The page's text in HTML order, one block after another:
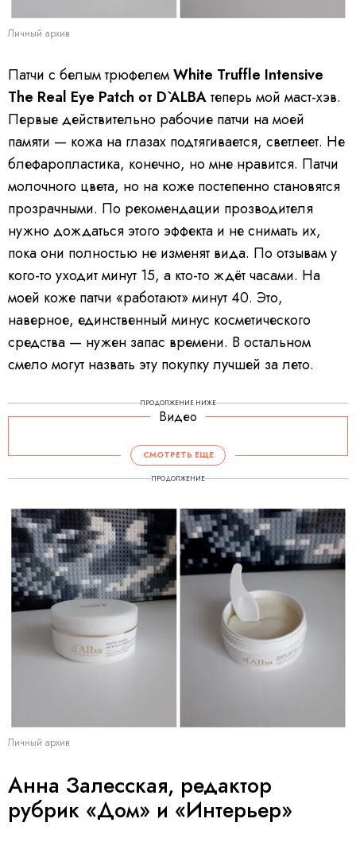
Личный архив
Патчи с белым трюфелемWhite Truffle Intensive
The Real Eye Patch от D`ALBAтеперь мой маст-хэв.
Первые действительно рабочие патчи на моей
памяти — кожа на глазах подтягивается, светлеет. Не
блефаропластика, конечно, но мне нравится. Патчи
молочного цвета, но на коже постепенно становятся
прозрачными. По рекомендации прозводителя
нужно дождаться этого эффекта и не снимать их,
пока они полностью не изменят вида. По отзывам у
кого-то уходит минут 15, а кто-то ждёт часами. На
моей коже патчи «работают» минут 40. Это,
наверное, единственный минус косметического
средства — нужен запас времени. В остальном
смело могут назвать эту покупку лучшей за лето.
ПРОДОЛЖЕНИЕ НИЖЕ
Видео
СМОТРЕТЬ ЕЩЕ
ПРОДОЛЖЕНИЕ
Личный архив
Анна Залесская, редактор
рубрик «Дом» и «Интерьер»